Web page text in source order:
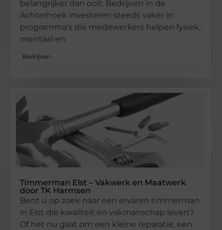
belangrijker dan ooit. Bedrijven in de
Achterhoek investeren steeds vaker in
programma’s die medewerkers helpen fysiek,
mentaal en
Bedrijven
Timmerman Elst – Vakwerk en Maatwerk
door TK Harmsen
Bent u op zoek naar een ervaren timmerman
in Elst die kwaliteit en vakmanschap levert?
Of het nu gaat om een kleine reparatie, een